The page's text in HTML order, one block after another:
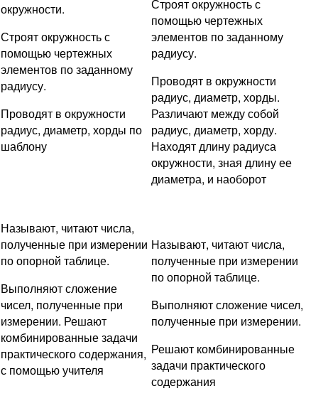
окружности.
Строят окружность с
помощью чертежных
элементов по заданному
радиусу.
Проводят в окружности
радиус, диаметр, хорды по
шаблону
Строят окружность с
помощью чертежных
элементов по заданному
радиусу.
Проводят в окружности
радиус, диаметр, хорды.
Различают между собой
радиус, диаметр, хорду.
Находят длину радиуса
окружности, зная длину ее
диаметра, и наоборот
Называют, читают числа,
полученные при измерении
по опорной таблице.
Выполняют сложение
чисел, полученные при
измерении. Решают
комбинированные задачи
практического содержания,
с помощью учителя
Называют, читают числа,
полученные при измерении
по опорной таблице.
Выполняют сложение чисел,
полученные при измерении.
Решают комбинированные
задачи практического
содержания